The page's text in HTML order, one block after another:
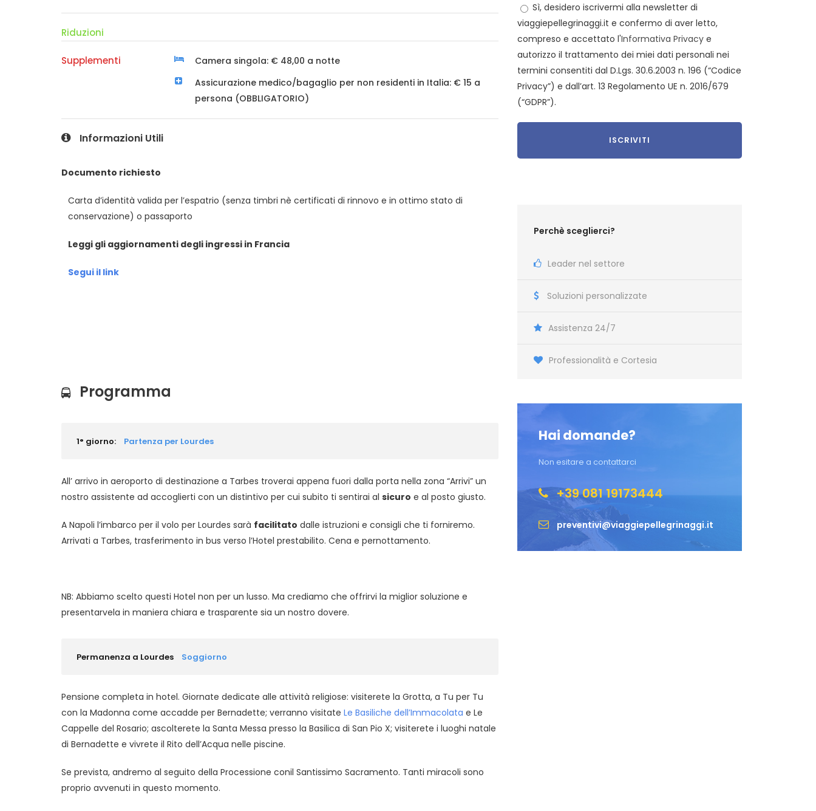
Sì, desidero iscrivermi alla newsletter di
viaggiepellegrinaggi.it e confermo di aver letto,
compreso e accettato l'Informativa Privacy e
autorizzo il trattamento dei miei dati personali nei
termini consentiti dal D.Lgs. 30.6.2003 n. 196 (“Codice
Privacy”) e dall’art. 13 Regolamento UE n. 2016/679
(“GDPR”).
Perchè sceglierci?
Leader nel settore
Soluzioni personalizzate
Assistenza 24/7
Professionalità e Cortesia
Hai domande?
Non esitare a contattarci
+39 081 19173444
preventivi@viaggiepellegrinaggi.it
Riduzioni
Supplementi
Camera singola: € 48,00 a notte
Assicurazione medico/bagaglio per non residenti in Italia: € 15 a
persona (OBBLIGATORIO)
Informazioni Utili
Documento richiesto
Carta d’identità valida per l’espatrio (senza timbri nè certificati di rinnovo e in ottimo stato di
conservazione) o passaporto
Leggi gli aggiornamenti degli ingressi in Francia
Segui il link
Programma
1° giorno: Partenza per Lourdes
All’ arrivo in aeroporto di destinazione a Tarbes troverai appena fuori dalla porta nella zona “Arrivi” un
nostro assistente ad accoglierti con un distintivo per cui subito ti sentirai al sicuro e al posto giusto.
A Napoli l’imbarco per il volo per Lourdes sarà facilitato dalle istruzioni e consigli che ti forniremo.
Arrivati a Tarbes, trasferimento in bus verso l’Hotel prestabilito. Cena e pernottamento.
NB: Abbiamo scelto questi Hotel non per un lusso. Ma crediamo che offrirvi la miglior soluzione e
presentarvela in maniera chiara e trasparente sia un nostro dovere.
Permanenza a Lourdes Soggiorno
Pensione completa in hotel. Giornate dedicate alle attività religiose: visiterete la Grotta, a Tu per Tu
con la Madonna come accadde per Bernadette; verranno visitate Le Basiliche dell’Immacolata e Le
Cappelle del Rosario; ascolterete la Santa Messa presso la Basilica di San Pio X; visiterete i luoghi natale
di Bernadette e vivrete il Rito dell’Acqua nelle piscine.
Se prevista, andremo al seguito della Processione conil Santissimo Sacramento. Tanti miracoli sono
proprio avvenuti in questo momento.